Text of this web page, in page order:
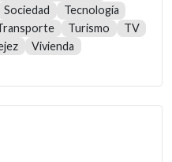
Sociedad
Tecnología
Turismo
TV
Vivienda